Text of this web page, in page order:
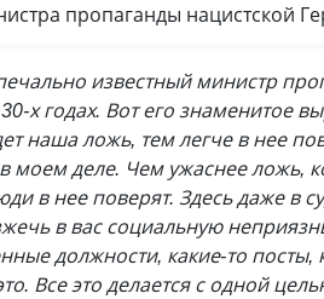
пропаганды нацистской
известный министр
х годах. Вот его знаменитое
наша ложь, тем легче в нее
моем деле. Чем ужаснее ложь,
в нее поверят. Здесь даже в
в вас социальную
должности, какие-то
Все это делается с одной